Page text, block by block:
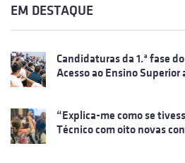
EM DESTAQUE
Candidaturas da 1.ª fase
Acesso ao Ensino Superior
“Explica-me como se
Técnico com oito novas